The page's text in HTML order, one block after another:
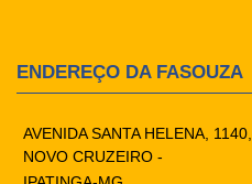
ENDEREÇO DA FASOUZA
AVENIDA SANTA HELENA, 1140,
NOVO CRUZEIRO -